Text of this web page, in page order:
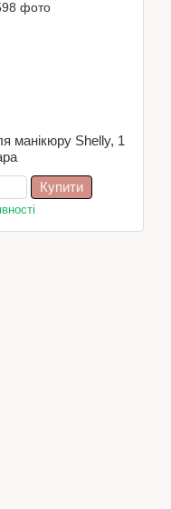
манікюру Shelly, 1
Купити